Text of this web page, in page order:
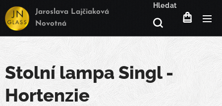
Jaroslava Lajčiaková
Novotná
Hledat
Stolní lampa Singl -
Hortenzie